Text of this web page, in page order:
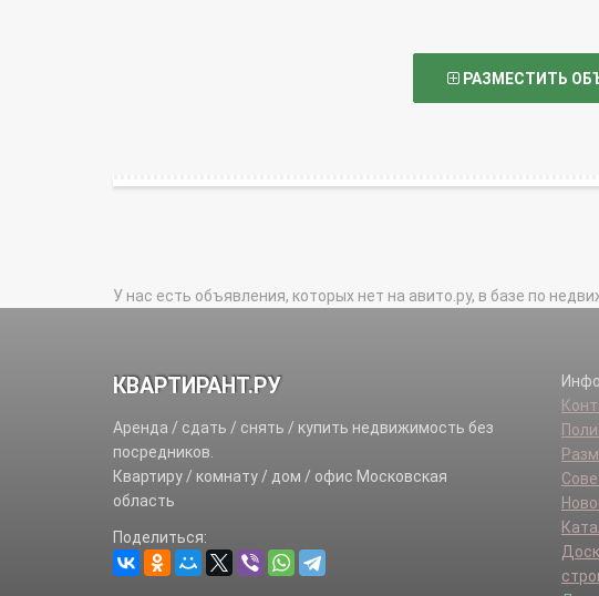
РАЗМЕСТИТЬ
У нас есть объявления, которых нет на авито.ру, в базе по
КВАРТИРАНТ.РУ
Аренда / сдать / снять / купить недвижимость без
посредников.
Квартиру / комнату / дом / офис Московская
область
Поделиться: